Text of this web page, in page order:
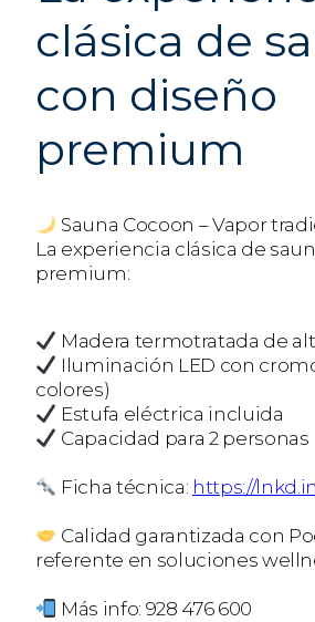
clásica de
con diseño
premium
Sauna Cocoon – Vapor
La experiencia clásica de
premium:
Madera termotratada de
Iluminación LED con
colores)
Estufa eléctrica incluida
Capacidad para 2 personas
Ficha técnica: https://
Calidad garantizada con
referente en soluciones
Más info: 928 476 600